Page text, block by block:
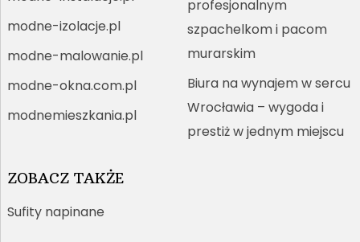
modne-izolacje.pl
modne-malowanie.pl
modne-okna.com.pl
modnemieszkania.pl
profesjonalnym
szpachelkom i pacom
murarskim
Biura na wynajem w sercu
Wrocławia – wygoda i
prestiż w jednym miejscu
ZOBACZ TAKŻE
Sufity napinane